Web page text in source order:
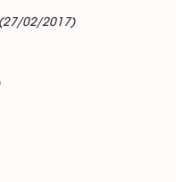
(27/02/2017)